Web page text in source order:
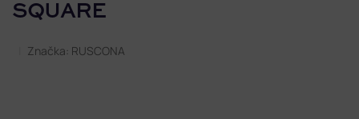
SQUARE
Značka: RUSCONA